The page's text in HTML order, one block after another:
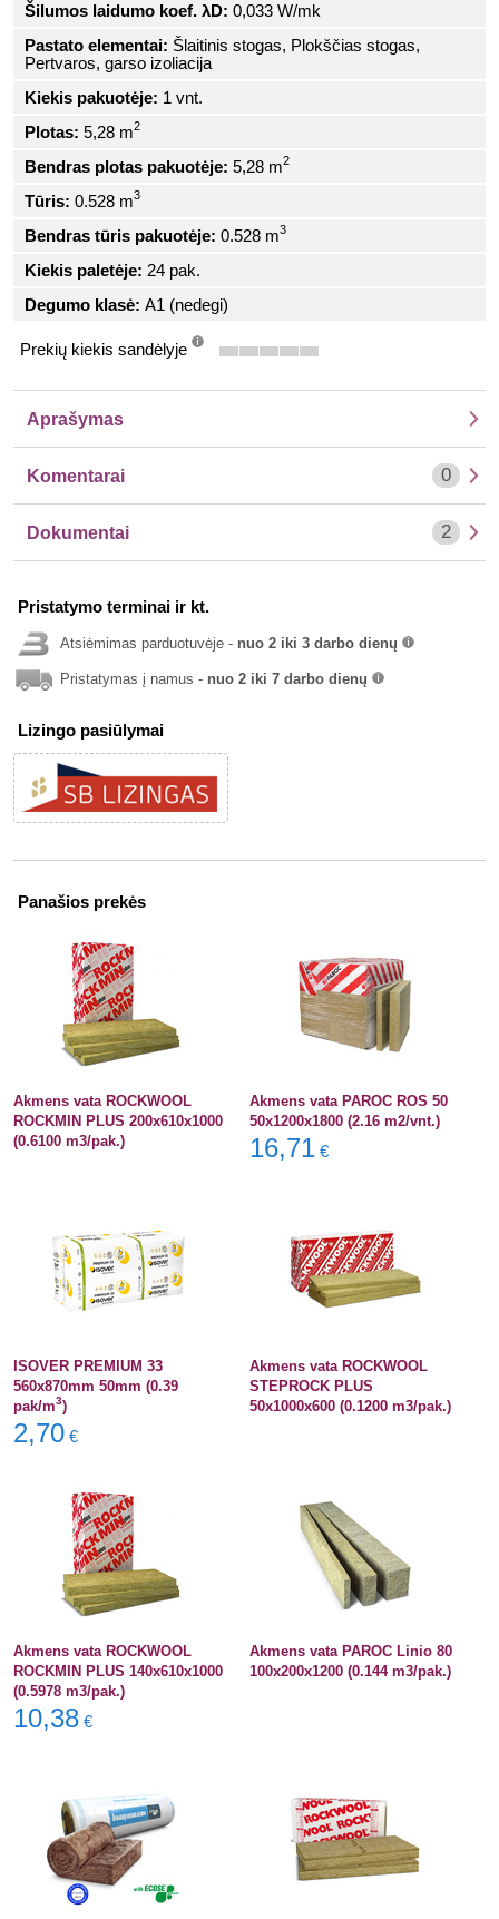
Šilumos laidumo koef. λD: 0,033 W/mk
Pastato elementai: Šlaitinis stogas, Plokščias stogas,
Pertvaros, garso izoliacija
Kiekis pakuotėje: 1 vnt.
Plotas: 5,28 m2
Bendras plotas pakuotėje: 5,28 m2
Tūris: 0.528 m3
Bendras tūris pakuotėje: 0.528 m3
Kiekis paletėje: 24 pak.
Degumo klasė: A1 (nedegi)
Prekių kiekis sandėlyje
Aprašymas
Komentarai 0
Dokumentai 2
Pristatymo terminai ir kt.
Atsiėmimas parduotuvėje - nuo 2 iki 3 darbo dienų
Pristatymas į namus - nuo 2 iki 7 darbo dienų
Lizingo pasiūlymai
Panašios prekės
Akmens vata ROCKWOOL
ROCKMIN PLUS 200x610x1000
(0.6100 m3/pak.)
Akmens vata PAROC ROS 50
50x1200x1800 (2.16 m2/vnt.)
16,71 €
ISOVER PREMIUM 33
560x870mm 50mm (0.39
pak/m3)
2,70 €
Akmens vata ROCKWOOL
STEPROCK PLUS
50x1000x600 (0.1200 m3/pak.)
Akmens vata ROCKWOOL
ROCKMIN PLUS 140x610x1000
(0.5978 m3/pak.)
10,38 €
Akmens vata PAROC Linio 80
100x200x1200 (0.144 m3/pak.)